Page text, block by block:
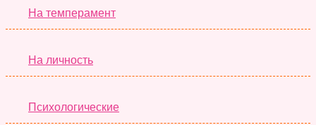
На темперамент
На личность
Психологические